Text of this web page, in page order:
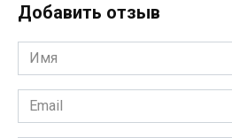
Добавить отзыв
Имя
*
Email
*